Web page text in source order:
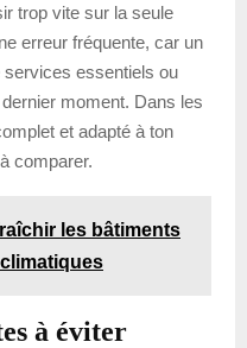
trop vite sur la seule
erreur fréquente, car un
essentiels ou
moment. Dans les
et adapté à ton
comparer.
les bâtiments
à éviter